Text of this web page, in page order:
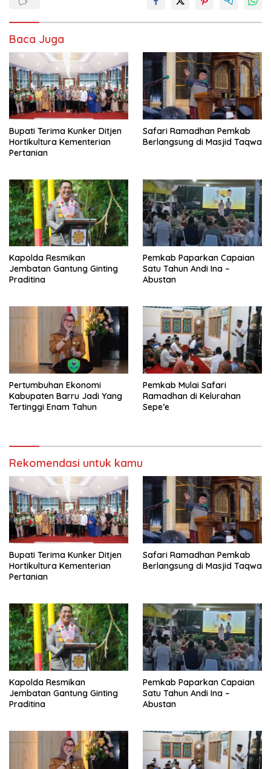
Baca Juga
Bupati Terima Kunker Ditjen
Hortikultura Kementerian
Pertanian
Safari Ramadhan Pemkab
Berlangsung di Masjid Taqwa
Kapolda Resmikan
Jembatan Gantung Ginting
Praditina
Pemkab Paparkan Capaian
Satu Tahun Andi Ina –
Abustan
Pertumbuhan Ekonomi
Kabupaten Barru Jadi Yang
Tertinggi Enam Tahun
Pemkab Mulai Safari
Ramadhan di Kelurahan
Sepe’e
Rekomendasi untuk kamu
Bupati Terima Kunker Ditjen
Hortikultura Kementerian
Pertanian
Safari Ramadhan Pemkab
Berlangsung di Masjid Taqwa
Kapolda Resmikan
Jembatan Gantung Ginting
Praditina
Pemkab Paparkan Capaian
Satu Tahun Andi Ina –
Abustan